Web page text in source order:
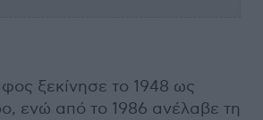
ξεκίνησε το 1948 ως
ενώ από το 1986 ανέλαβε τη